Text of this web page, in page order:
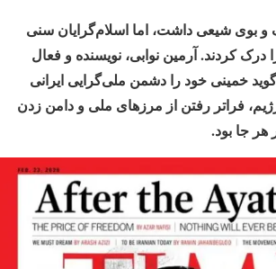
و بوی شیعی داشت، اما اسلام‌گرایان سنی
درک کردند. آرمین نوابی، نویسنده و فعال
خمینی خود را دشمن ملی‌گرایی ایرانی
فراتر رفتن از مرزهای ملی و دامن زدن
هر جا بود.